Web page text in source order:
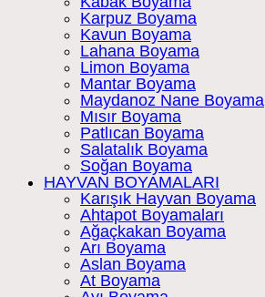
Karpuz Boyama
Kavun Boyama
Lahana Boyama
Limon Boyama
Mantar Boyama
Maydanoz Nane Boyama
Mısır Boyama
Patlıcan Boyama
Salatalık Boyama
Soğan Boyama
HAYVAN BOYAMALARI
Karışık Hayvan Boyama
Ahtapot Boyamaları
Ağaçkakan Boyama
Arı Boyama
Aslan Boyama
At Boyama